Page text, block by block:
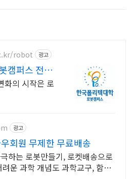
robot 광고
캠퍼스 전국
학
화의 시작은 로
광고
회원 무제한 무료배송
하는 로봇만들기, 로켓배송으로
운 과학 개념도 과학교구, 함께